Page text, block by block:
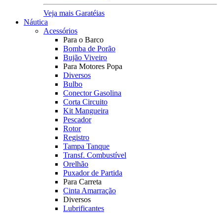
Veja mais Garatéias
Náutica
Acessórios
Para o Barco
Bomba de Porão
Bujão Viveiro
Para Motores Popa
Diversos
Bulbo
Conector Gasolina
Corta Circuito
Kit Mangueira
Pescador
Rotor
Registro
Tampa Tanque
Transf. Combustível
Orelhão
Puxador de Partida
Para Carreta
Cinta Amarração
Diversos
Lubrificantes